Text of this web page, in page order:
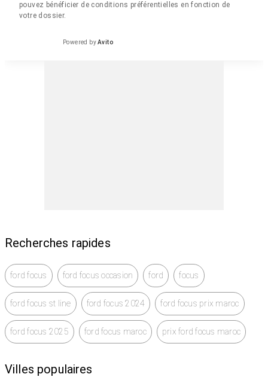
pouvez bénéficier de conditions préférentielles en fonction de
votre dossier.
Powered byAvito
Recherches rapides
ford focus ford focus occasion ford focus
ford focus st line ford focus 2024 ford focus prix maroc
ford focus 2025 ford focus maroc prix ford focus maroc
Villes populaires